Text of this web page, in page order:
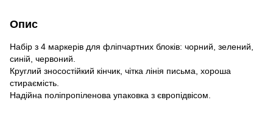
Опис
Набір з 4 маркерів для фліпчартних блоків: чорний, зелений,
синій, червоний.
Круглий зносостійкий кінчик, чітка лінія письма, хороша
стираємість.
Надійна поліпропіленова упаковка з європідвісом.